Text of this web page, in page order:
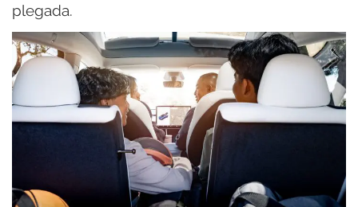
plegada.